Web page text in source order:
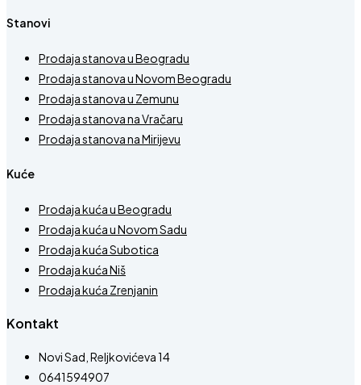
Stanovi
Prodaja stanova u Beogradu
Prodaja stanova u Novom Beogradu
Prodaja stanova u Zemunu
Prodaja stanova na Vračaru
Prodaja stanova na Mirijevu
Kuće
Prodaja kuća u Beogradu
Prodaja kuća u Novom Sadu
Prodaja kuća Subotica
Prodaja kuća Niš
Prodaja kuća Zrenjanin
Kontakt
Novi Sad, Reljkovićeva 14
0641594907